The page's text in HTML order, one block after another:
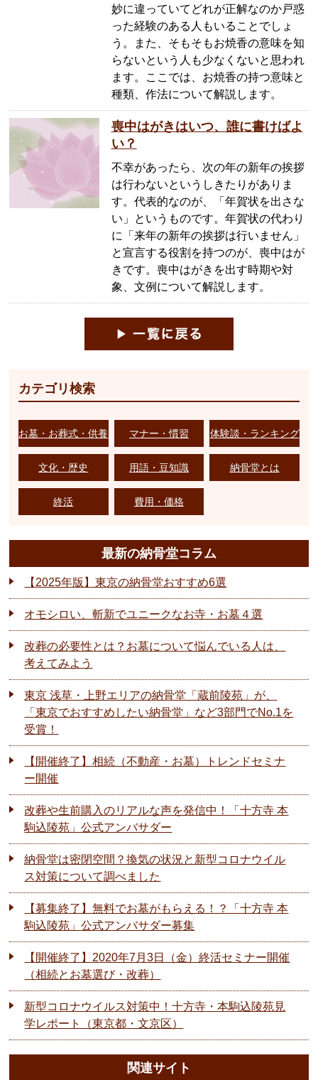
妙に違っていてどれが正解なのか戸惑
った経験のある人もいることでしょ
う。また、そもそもお焼香の意味を知
らないという人も少なくないと思われ
ます。ここでは、お焼香の持つ意味と
種類、作法について解説します。
喪中はがきはいつ、誰に書けばよ
い？
不幸があったら、次の年の新年の挨拶
は行わないというしきたりがありま
す。代表的なのが、「年賀状を出さな
い」というものです。年賀状の代わり
に「来年の新年の挨拶は行いません」
と宣言する役割を持つのが、喪中はが
きです。喪中はがきを出す時期や対
象、文例について解説します。
カテゴリ検索
お墓・お葬式・供養 マナー・慣習 体験談・ランキング
文化・歴史 用語・豆知識 納骨堂とは
終活 費用・価格
最新の納骨堂コラム
【2025年版】東京の納骨堂おすすめ6選
オモシロい、斬新でユニークなお寺・お墓４選
改葬の必要性とは？お墓について悩んでいる人は、
考えてみよう
東京 浅草・上野エリアの納骨堂「蔵前陵苑」が、
「東京でおすすめしたい納骨堂」など3部門でNo.1を
受賞！
【開催終了】相続（不動産・お墓）トレンドセミナ
ー開催
改葬や生前購入のリアルな声を発信中！「十方寺 本
駒込陵苑」公式アンバサダー
納骨堂は密閉空間？換気の状況と新型コロナウイル
ス対策について調べました
【募集終了】無料でお墓がもらえる！？「十方寺 本
駒込陵苑」公式アンバサダー募集
【開催終了】2020年7月3日（金）終活セミナー開催
（相続とお墓選び・改葬）
新型コロナウイルス対策中！十方寺・本駒込陵苑見
学レポート（東京都・文京区）
関連サイト